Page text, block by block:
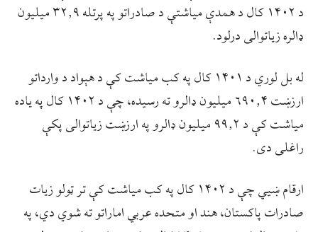
د ۱۴۰۲ کال د همدې مياشتې د صادراتو په پرتله ۳۲٫۹ ميليون
ډالره زیاتوالی درلود.
له بل لوري د ۱۴۰۱ کال په کب میاشت کې د هېواد د وارداتو
ارزښت ۶۹۰٫۴ میلیون ډالرو ته رسیده، چې د ۱۴۰۲ کال په یاده
مياشت کې د ۹۹٫۲ میلیون ډالرو په ارزښت زیاتوالی پکې
راغلی دی.
ارقام ښيي چې د ۱۴۰۲ کال په کب مياشت کې تر ټولو زيات
صادرات پاکستان، هند او متحده عربي اماراتو ته شوي دي، په